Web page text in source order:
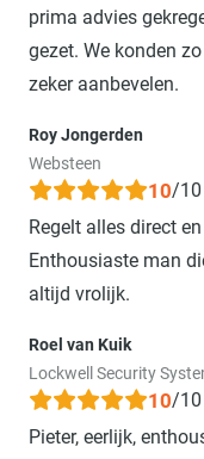
prima advies
gezet. We konden
zeker aanbevelen.
Roy Jongerden
Websteen
10/10
Regelt alles direct
Enthousiaste man
altijd vrolijk.
Roel van Kuik
Lockwell Security
10/10
Pieter, eerlijk,